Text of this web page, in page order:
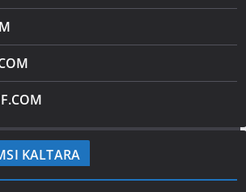
KALTARA